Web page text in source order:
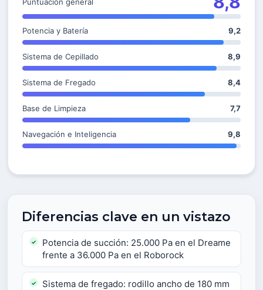
Potencia y Batería 9,2
Sistema de Cepillado 8,9
Sistema de Fregado 8,4
Base de Limpieza 7,7
Navegación e Inteligencia 9,8
Diferencias clave en un vistazo
Potencia de succión: 25.000 Pa en el Dreame
frente a 36.000 Pa en el Roborock
Sistema de fregado: rodillo ancho de 180 mm